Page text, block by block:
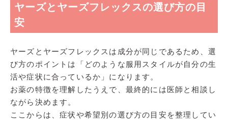
ヤーズとヤーズフレックスの選び方の目
安
ヤーズとヤーズフレックスは成分が同じであるため、選
び方のポイントは「どのような服用スタイルが自分の生
活や症状に合っているか」になります。
お薬の特徴を理解したうえで、最終的には医師と相談し
ながら決めます。
ここからは、症状や希望別の選び方の目安を整理してい